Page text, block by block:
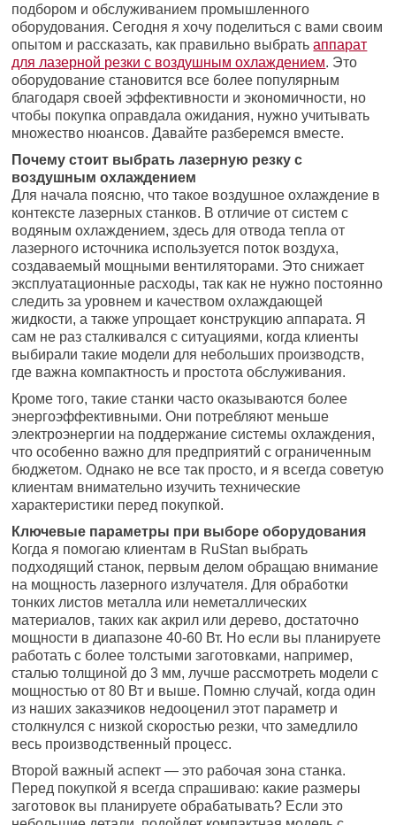
подбором и обслуживанием промышленного
оборудования. Сегодня я хочу поделиться с вами своим
опытом и рассказать, как правильно выбратьаппарат
для лазерной резки с воздушным охлаждением. Это
оборудование становится все более популярным
благодаря своей эффективности и экономичности, но
чтобы покупка оправдала ожидания, нужно учитывать
множество нюансов. Давайте разберемся вместе.
Почему стоит выбрать лазерную резку с
воздушным охлаждением
Для начала поясню, что такое воздушное охлаждение в
контексте лазерных станков. В отличие от систем с
водяным охлаждением, здесь для отвода тепла от
лазерного источника используется поток воздуха,
создаваемый мощными вентиляторами. Это снижает
эксплуатационные расходы, так как не нужно постоянно
следить за уровнем и качеством охлаждающей
жидкости, а также упрощает конструкцию аппарата. Я
сам не раз сталкивался с ситуациями, когда клиенты
выбирали такие модели для небольших производств,
где важна компактность и простота обслуживания.
Кроме того, такие станки часто оказываются более
энергоэффективными. Они потребляют меньше
электроэнергии на поддержание системы охлаждения,
что особенно важно для предприятий с ограниченным
бюджетом. Однако не все так просто, и я всегда советую
клиентам внимательно изучить технические
характеристики перед покупкой.
Ключевые параметры при выборе оборудования
Когда я помогаю клиентам в RuStan выбрать
подходящий станок, первым делом обращаю внимание
на мощность лазерного излучателя. Для обработки
тонких листов металла или неметаллических
материалов, таких как акрил или дерево, достаточно
мощности в диапазоне 40-60 Вт. Но если вы планируете
работать с более толстыми заготовками, например,
сталью толщиной до 3 мм, лучше рассмотреть модели с
мощностью от 80 Вт и выше. Помню случай, когда один
из наших заказчиков недооценил этот параметр и
столкнулся с низкой скоростью резки, что замедлило
весь производственный процесс.
Второй важный аспект — это рабочая зона станка.
Перед покупкой я всегда спрашиваю: какие размеры
заготовок вы планируете обрабатывать? Если это